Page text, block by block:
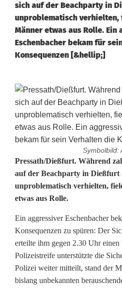
sich auf der Beachparty in
unproblematisch verhielten,
Männer etwas aus Rolle. Ein
Eschenbacher bekam für
Konsequenzen [&hellip;]
Symbolbild:
P
o
l
i
z
e
i
Pressath/Dießfurt. Während
auf der Beachparty in Dießfurt
unproblematisch verhielten,
etwas aus Rolle.
Ein aggressiver Eschenbacher
Konsequenzen zu spüren: Der
erteilte ihm gegen 2.30 Uhr
Polizeistreife unterstützte die
Polizei weiter mitteilt, stand der
bislang unbekannten